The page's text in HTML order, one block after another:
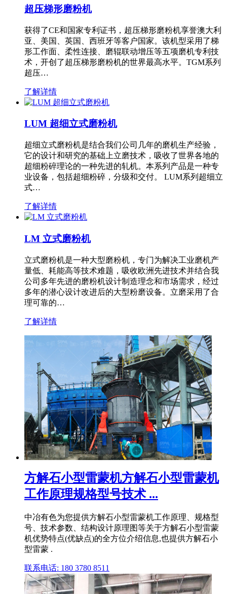
超压梯形磨粉机
获得了CE和国家专利证书，超压梯形磨粉机享誉澳大利
亚、美国、英国、西班牙等客户国家。该机型采用了梯
形工作面、柔性连接、磨辊联动增压等五项磨机专利技
术，开创了超压梯形磨粉机的世界最高水平。TGM系列
超压…
了解详情
LUM 超细立式磨粉机
超细立式磨粉机是结合我们公司几年的磨机生产经验，
它的设计和研究的基础上立磨技术，吸收了世界各地的
超细粉碎理论的一种先进的轧机。本系列产品是一种专
业设备，包括超细粉碎，分级和交付。 LUM系列超细立
式…
了解详情
LM 立式磨粉机
立式磨粉机是一种大型磨粉机，专门为解决工业磨机产
量低、耗能高等技术难题，吸收欧洲先进技术并结合我
公司多年先进的磨粉机设计制造理念和市场需求，经过
多年的潜心设计改进后的大型粉磨设备。立磨采用了合
理可靠的…
了解详情
方解石小型雷蒙机方解石小型雷蒙机
工作原理规格型号技术 ...
中冶有色为您提供方解石小型雷蒙机工作原理、规格型
号、技术参数、结构设计原理图等关于方解石小型雷蒙
机优势特点(优缺点)的全方位介绍信息,也提供方解石小
型雷蒙 .
联系电话: 180 3780 8511